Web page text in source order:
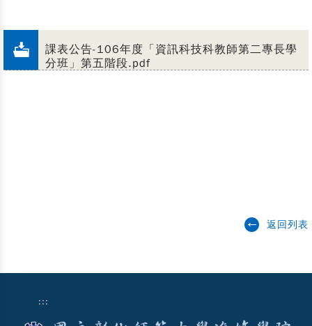
課表公告-106年度「資訊科技科教師第二專長學
分班」第五階段.pdf
返回列表
:::